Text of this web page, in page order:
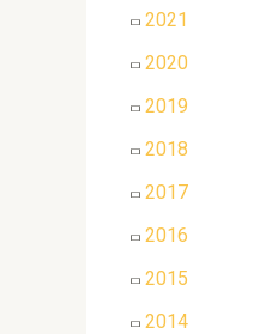
2021
2020
2019
2018
2017
2016
2015
2014